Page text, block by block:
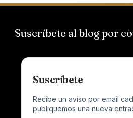
Suscríbete al blog por
Suscríbete
Recibe un aviso por email
publiquemos una nueva